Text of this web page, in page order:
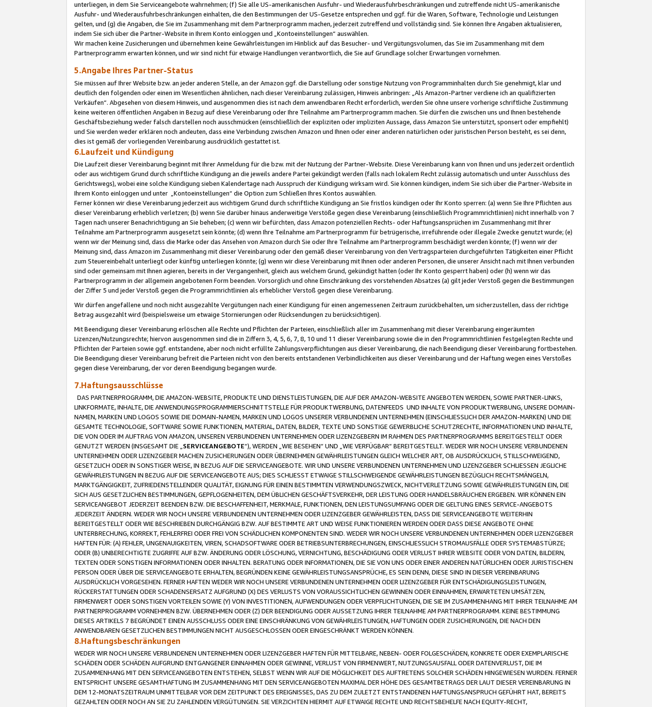
unterliegen, in dem Sie Serviceangebote wahrnehmen; (f) Sie alle US-amerikanischen Ausfuhr- und Wiederausfuhrbeschränkungen und zutreffende nicht US-amerikanische
Ausfuhr- und Wiederausfuhrbeschränkungen einhalten, die den Bestimmungen der US-Gesetze entsprechen und ggf. für die Waren, Software, Technologie und Leistungen
gelten, und (g) die Angaben, die Sie im Zusammenhang mit dem Partnerprogramm machen, jederzeit zutreffend und vollständig sind. Sie können Ihre Angaben aktualisieren,
indem Sie sich über die Partner-Website in Ihrem Konto einloggen und „Kontoeinstellungen“ auswählen.
Wir machen keine Zusicherungen und übernehmen keine Gewährleistungen im Hinblick auf das Besucher- und Vergütungsvolumen, das Sie im Zusammenhang mit dem
Partnerprogramm erwarten können, und wir sind nicht für etwaige Handlungen verantwortlich, die Sie auf Grundlage solcher Erwartungen vornehmen.
5.Angabe Ihres Partner-Status
Sie müssen auf Ihrer Website bzw. an jeder anderen Stelle, an der Amazon ggf. die Darstellung oder sonstige Nutzung von Programminhalten durch Sie genehmigt, klar und
deutlich den folgenden oder einen im Wesentlichen ähnlichen, nach dieser Vereinbarung zulässigen, Hinweis anbringen: „Als Amazon-Partner verdiene ich an qualifizierten
Verkäufen“. Abgesehen von diesem Hinweis, und ausgenommen dies ist nach dem anwendbaren Recht erforderlich, werden Sie ohne unsere vorherige schriftliche Zustimmung
keine weiteren öffentlichen Angaben in Bezug auf diese Vereinbarung oder Ihre Teilnahme am Partnerprogramm machen. Sie dürfen die zwischen uns und Ihnen bestehende
Geschäftsbeziehung weder falsch darstellen noch ausschmücken (einschließlich der expliziten oder impliziten Aussage, dass Amazon Sie unterstützt, sponsert oder empfiehlt)
und Sie werden weder erklären noch andeuten, dass eine Verbindung zwischen Amazon und Ihnen oder einer anderen natürlichen oder juristischen Person besteht, es sei denn,
dies ist gemäß der vorliegenden Vereinbarung ausdrücklich gestattet ist.
6.Laufzeit und Kündigung
Die Laufzeit dieser Vereinbarung beginnt mit Ihrer Anmeldung für die bzw. mit der Nutzung der Partner-Website. Diese Vereinbarung kann von Ihnen und uns jederzeit ordentlich
oder aus wichtigem Grund durch schriftliche Kündigung an die jeweils andere Partei gekündigt werden (falls nach lokalem Recht zulässig automatisch und unter Ausschluss des
Gerichtswegs), wobei eine solche Kündigung sieben Kalendertage nach Ausspruch der Kündigung wirksam wird. Sie können kündigen, indem Sie sich über die Partner-Website in
Ihrem Konto einloggen und unter „Kontoeinstellungen“ die Option zum Schließen Ihres Kontos auswählen.
Ferner können wir diese Vereinbarung jederzeit aus wichtigem Grund durch schriftliche Kündigung an Sie fristlos kündigen oder Ihr Konto sperren: (a) wenn Sie Ihre Pflichten aus
dieser Vereinbarung erheblich verletzen; (b) wenn Sie darüber hinaus anderweitige Verstöße gegen diese Vereinbarung (einschließlich Programmrichtlinien) nicht innerhalb von 7
Tagen nach unserer Benachrichtigung an Sie beheben; (c) wenn wir befürchten, dass Amazon potenziellen Rechts- oder Haftungsansprüchen im Zusammenhang mit Ihrer
Teilnahme am Partnerprogramm ausgesetzt sein könnte; (d) wenn Ihre Teilnahme am Partnerprogramm für betrügerische, irreführende oder illegale Zwecke genutzt wurde; (e)
wenn wir der Meinung sind, dass die Marke oder das Ansehen von Amazon durch Sie oder Ihre Teilnahme am Partnerprogramm beschädigt werden könnte; (f) wenn wir der
Meinung sind, dass Amazon im Zusammenhang mit dieser Vereinbarung oder den gemäß dieser Vereinbarung von den Vertragsparteien durchgeführten Tätigkeiten einer Pflicht
zum Steuereinbehalt unterliegt oder künftig unterliegen könnte; (g) wenn wir diese Vereinbarung mit Ihnen oder anderen Personen, die unserer Ansicht nach mit Ihnen verbunden
sind oder gemeinsam mit Ihnen agieren, bereits in der Vergangenheit, gleich aus welchem Grund, gekündigt hatten (oder Ihr Konto gesperrt haben) oder (h) wenn wir das
Partnerprogramm in der allgemein angebotenen Form beenden. Vorsorglich und ohne Einschränkung des vorstehenden Absatzes (a) gilt jeder Verstoß gegen die Bestimmungen
der Ziffer 5 und jeder Verstoß gegen die Programmrichtlinien als erheblicher Verstoß gegen diese Vereinbarung.
Wir dürfen angefallene und noch nicht ausgezahlte Vergütungen nach einer Kündigung für einen angemessenen Zeitraum zurückbehalten, um sicherzustellen, dass der richtige
Betrag ausgezahlt wird (beispielsweise um etwaige Stornierungen oder Rücksendungen zu berücksichtigen).
Mit Beendigung dieser Vereinbarung erlöschen alle Rechte und Pflichten der Parteien, einschließlich aller im Zusammenhang mit dieser Vereinbarung eingeräumten
Lizenzen/Nutzungsrechte; hiervon ausgenommen sind die in Ziffern 3, 4, 5, 6, 7, 8, 10 und 11 dieser Vereinbarung sowie die in den Programmrichtlinien festgelegten Rechte und
Pflichten der Parteien sowie ggf. entstandene, aber noch nicht erfüllte Zahlungsverpflichtungen aus dieser Vereinbarung, die nach Beendigung dieser Vereinbarung fortbestehen.
Die Beendigung dieser Vereinbarung befreit die Parteien nicht von den bereits entstandenen Verbindlichkeiten aus dieser Vereinbarung und der Haftung wegen eines Verstoßes
gegen diese Vereinbarung, der vor deren Beendigung begangen wurde.
7.Haftungsausschlüsse
DAS PARTNERPROGRAMM, DIE AMAZON-WEBSITE, PRODUKTE UND DIENSTLEISTUNGEN, DIE AUF DER AMAZON-WEBSITE ANGEBOTEN WERDEN, SOWIE PARTNER-LINKS,
LINKFORMATE, INHALTE, DIE ANWENDUNGSPROGRAMMIERSCHNITTSTELLE FÜR PRODUKTWERBUNG, DATENFEEDS UND INHALTE VON PRODUKTWERBUNG, UNSERE DOMAIN-
NAMEN, MARKEN UND LOGOS SOWIE DIE DOMAIN-NAMEN, MARKEN UND LOGOS UNSERER VERBUNDENEN UNTERNEHMEN (EINSCHLIESSLICH DER AMAZON-MARKEN) UND DIE
GESAMTE TECHNOLOGIE, SOFTWARE SOWIE FUNKTIONEN, MATERIAL, DATEN, BILDER, TEXTE UND SONSTIGE GEWERBLICHE SCHUTZRECHTE, INFORMATIONEN UND INHALTE,
DIE VON ODER IM AUFTRAG VON AMAZON, UNSEREN VERBUNDENEN UNTERNEHMEN ODER LIZENZGEBERN IM RAHMEN DES PARTNERPROGRAMMS BEREITGESTELLT ODER
GENUTZT WERDEN (INSGESAMT DIE „ SERVICEANGEBOTE“), WERDEN „WIE BESEHEN“ UND „WIE VERFÜGBAR“ BEREITGESTELLT. WEDER WIR NOCH UNSERE VERBUNDENEN
UNTERNEHMEN ODER LIZENZGEBER MACHEN ZUSICHERUNGEN ODER ÜBERNEHMEN GEWÄHRLEISTUNGEN GLEICH WELCHER ART, OB AUSDRÜCKLICH, STILLSCHWEIGEND,
GESETZLICH ODER IN SONSTIGER WEISE, IN BEZUG AUF DIE SERVICEANGEBOTE. WIR UND UNSERE VERBUNDENEN UNTERNEHMEN UND LIZENZGEBER SCHLIESSEN JEGLICHE
GEWÄHRLEISTUNGEN IN BEZUG AUF DIE SERVICEANGEBOTE AUS; DIES SCHLIESST ETWAIGE STILLSCHWEIGENDE GEWÄHRLEISTUNGEN BEZÜGLICH RECHTSMÄNGELN,
MARKTGÄNGIGKEIT, ZUFRIEDENSTELLENDER QUALITÄT, EIGNUNG FÜR EINEN BESTIMMTEN VERWENDUNGSZWECK, NICHTVERLETZUNG SOWIE GEWÄHRLEISTUNGEN EIN, DIE
SICH AUS GESETZLICHEN BESTIMMUNGEN, GEPFLOGENHEITEN, DEM ÜBLICHEN GESCHÄFTSVERKEHR, DER LEISTUNG ODER HANDELSBRÄUCHEN ERGEBEN. WIR KÖNNEN EIN
SERVICEANGEBOT JEDERZEIT BEENDEN BZW. DIE BESCHAFFENHEIT, MERKMALE, FUNKTIONEN, DEN LEISTUNGSUMFANG ODER DIE GELTUNG EINES SERVICE-ANGEBOTS
JEDERZEIT ÄNDERN. WEDER WIR NOCH UNSERE VERBUNDENEN UNTERNEHMEN ODER LIZENZGEBER GEWÄHRLEISTEN, DASS DIE SERVICEANGEBOTE WEITERHIN
BEREITGESTELLT ODER WIE BESCHRIEBEN DURCHGÄNGIG BZW. AUF BESTIMMTE ART UND WEISE FUNKTIONIEREN WERDEN ODER DASS DIESE ANGEBOTE OHNE
UNTERBRECHUNG, KORREKT, FEHLERFREI ODER FREI VON SCHÄDLICHEN KOMPONENTEN SIND. WEDER WIR NOCH UNSERE VERBUNDENEN UNTERNEHMEN ODER LIZENZGEBER
HAFTEN FÜR: (A) FEHLER, UNGENAUIGKEITEN, VIREN, SCHADSOFTWARE ODER BETRIEBSUNTERBRECHUNGEN, EINSCHLIESSLICH STROMAUSFÄLLE ODER SYSTEMABSTÜRZE;
ODER (B) UNBERECHTIGTE ZUGRIFFE AUF BZW. ÄNDERUNG ODER LÖSCHUNG, VERNICHTUNG, BESCHÄDIGUNG ODER VERLUST IHRER WEBSITE ODER VON DATEN, BILDERN,
TEXTEN ODER SONSTIGEN INFORMATIONEN ODER INHALTEN. BERATUNG ODER INFORMATIONEN, DIE SIE VON UNS ODER EINER ANDEREN NATÜRLICHEN ODER JURISTISCHEN
PERSON ODER ÜBER DIE SERVICEANGEBOTE ERHALTEN, BEGRÜNDEN KEINE GEWÄHRLEISTUNGSANSPRÜCHE, ES SEIN DENN, DIESE SIND IN DIESER VEREINBARUNG
AUSDRÜCKLICH VORGESEHEN. FERNER HAFTEN WEDER WIR NOCH UNSERE VERBUNDENEN UNTERNEHMEN ODER LIZENZGEBER FÜR ENTSCHÄDIGUNGSLEISTUNGEN,
RÜCKERSTATTUNGEN ODER SCHADENSERSATZ AUFGRUND (X) DES VERLUSTS VON VORAUSSICHTLICHEN GEWINNEN ODER EINNAHMEN, ERWARTETEN UMSÄTZEN,
FIRMENWERT ODER SONSTIGEN VORTEILEN SOWIE (Y) VON INVESTITIONEN, AUFWENDUNGEN ODER VERPFLICHTUNGEN, DIE SIE IM ZUSAMMENHANG MIT IHRER TEILNAHME AM
PARTNERPROGRAMM VORNEHMEN BZW. ÜBERNEHMEN ODER (Z) DER BEENDIGUNG ODER AUSSETZUNG IHRER TEILNAHME AM PARTNERPROGRAMM. KEINE BESTIMMUNG
DIESES ARTIKELS 7 BEGRÜNDET EINEN AUSSCHLUSS ODER EINE EINSCHRÄNKUNG VON GEWÄHRLEISTUNGEN, HAFTUNGEN ODER ZUSICHERUNGEN, DIE NACH DEN
ANWENDBAREN GESETZLICHEN BESTIMMUNGEN NICHT AUSGESCHLOSSEN ODER EINGESCHRÄNKT WERDEN KÖNNEN.
8.Haftungsbeschränkungen
WEDER WIR NOCH UNSERE VERBUNDENEN UNTERNEHMEN ODER LIZENZGEBER HAFTEN FÜR MITTELBARE, NEBEN- ODER FOLGESCHÄDEN, KONKRETE ODER EXEMPLARISCHE
SCHÄDEN ODER SCHÄDEN AUFGRUND ENTGANGENER EINNAHMEN ODER GEWINNE, VERLUST VON FIRMENWERT, NUTZUNGSAUSFALL ODER DATENVERLUST, DIE IM
ZUSAMMENHANG MIT DEN SERVICEANGEBOTEN ENTSTEHEN, SELBST WENN WIR AUF DIE MÖGLICHKEIT DES AUFTRETENS SOLCHER SCHÄDEN HINGEWIESEN WURDEN. FERNER
ENTSPRICHT UNSERE GESAMTHAFTUNG IM ZUSAMMENHANG MIT DEN SERVICEANGEBOTEN MAXIMAL DER HÖHE DES GESAMTBETRAGS DER LAUT DIESER VEREINBARUNG IN
DEM 12-MONATSZEITRAUM UNMITTELBAR VOR DEM ZEITPUNKT DES EREIGNISSES, DAS ZU DEM ZULETZT ENTSTANDENEN HAFTUNGSANSPRUCH GEFÜHRT HAT, BEREITS
GEZAHLTEN ODER NOCH AN SIE ZU ZAHLENDEN VERGÜTUNGEN. SIE VERZICHTEN HIERMIT AUF ETWAIGE RECHTE UND RECHTSBEHELFE NACH EQUITY-RECHT,